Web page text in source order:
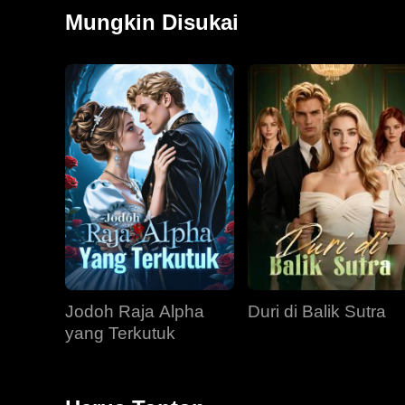
kini bertekad mengubah takdir keluarganya.
Mungkin Disukai
Jodoh Raja Alpha
yang Terkutuk
Duri di Balik Sutra